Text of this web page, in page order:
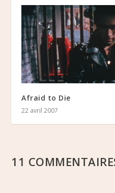
Afraid to Die
22 avril 2007
11